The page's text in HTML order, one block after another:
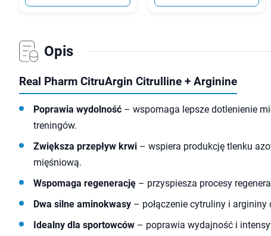
Opis
Real Pharm CitruArgin Citrulline + Arginine
Poprawia wydolność – wspomaga lepsze dotlenienie
treningów.
Zwiększa przepływ krwi – wspiera produkcję tlenku
mięśniową.
Wspomaga regenerację – przyspiesza procesy
Dwa silne aminokwasy – połączenie cytruliny i argininy
Idealny dla sportowców – poprawia wydajność i